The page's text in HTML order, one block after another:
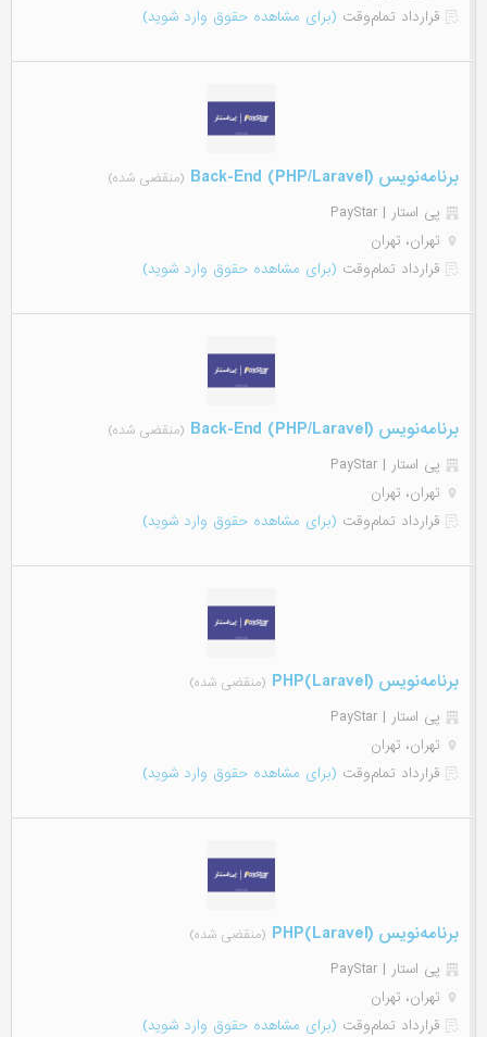
قرارداد تمام‌وقت (برای مشاهده حقوق وارد شوید)
برنامه‌نویس (Back-End (PHP/Laravel (منقضی شده)
پی استار | PayStar
تهران، تهران
قرارداد تمام‌وقت (برای مشاهده حقوق وارد شوید)
برنامه‌نویس (Back-End (PHP/Laravel (منقضی شده)
پی استار | PayStar
تهران، تهران
قرارداد تمام‌وقت (برای مشاهده حقوق وارد شوید)
برنامه‌نویس (PHP(Laravel (منقضی شده)
پی استار | PayStar
تهران، تهران
قرارداد تمام‌وقت (برای مشاهده حقوق وارد شوید)
برنامه‌نویس (PHP(Laravel (منقضی شده)
پی استار | PayStar
تهران، تهران
قرارداد تمام‌وقت (برای مشاهده حقوق وارد شوید)